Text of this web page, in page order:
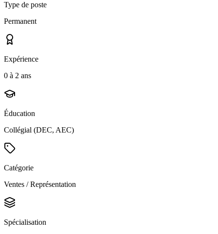
Type de poste
Permanent
Expérience
0 à 2 ans
Éducation
Collégial (DEC, AEC)
Catégorie
Ventes / Représentation
Spécialisation